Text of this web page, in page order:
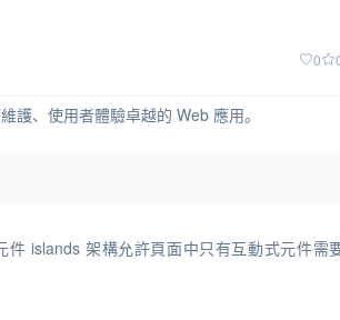
0
、使用者體驗卓越的 Web 應用。
islands 架構允許頁面中只有互動式元件需